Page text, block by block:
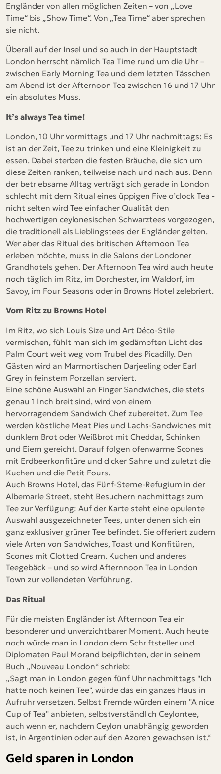
Engländer von allen möglichen Zeiten – von „Love
Time“ bis „Show Time“. Von „Tea Time“ aber sprechen
sie nicht.
Überall auf der Insel und so auch in der Hauptstadt
London herrscht nämlich Tea Time rund um die Uhr –
zwischen Early Morning Tea und dem letzten Tässchen
am Abend ist der Afternoon Tea zwischen 16 und 17 Uhr
ein absolutes Muss.
It’s always Tea time!
London, 10 Uhr vormittags und 17 Uhr nachmittags: Es
ist an der Zeit, Tee zu trinken und eine Kleinigkeit zu
essen. Dabei sterben die festen Bräuche, die sich um
diese Zeiten ranken, teilweise nach und nach aus. Denn
der betriebsame Alltag verträgt sich gerade in London
schlecht mit dem Ritual eines üppigen Five o’clock Tea -
nicht selten wird Tee einfacher Qualität den
hochwertigen ceylonesischen Schwarztees vorgezogen,
die traditionell als Lieblingstees der Engländer gelten.
Wer aber das Ritual des britischen Afternoon Tea
erleben möchte, muss in die Salons der Londoner
Grandhotels gehen. Der Afternoon Tea wird auch heute
noch täglich im Ritz, im Dorchester, im Waldorf, im
Savoy, im Four Seasons oder in Browns Hotel zelebriert.
Vom Ritz zu Browns Hotel
Im Ritz, wo sich Louis Size und Art Déco-Stile
vermischen, fühlt man sich im gedämpften Licht des
Palm Court weit weg vom Trubel des Picadilly. Den
Gästen wird an Marmortischen Darjeeling oder Earl
Grey in feinstem Porzellan serviert.
Eine schöne Auswahl an Finger Sandwiches, die stets
genau 1 Inch breit sind, wird von einem
hervorragendem Sandwich Chef zubereitet. Zum Tee
werden köstliche Meat Pies und Lachs-Sandwiches mit
dunklem Brot oder Weißbrot mit Cheddar, Schinken
und Eiern gereicht. Darauf folgen ofenwarme Scones
mit Erdbeerkonfitüre und dicker Sahne und zuletzt die
Kuchen und die Petit Fours.
Auch Browns Hotel, das Fünf-Sterne-Refugium in der
Albemarle Street, steht Besuchern nachmittags zum
Tee zur Verfügung: Auf der Karte steht eine opulente
Auswahl ausgezeichneter Tees, unter denen sich ein
ganz exklusiver grüner Tee befindet. Sie offeriert zudem
viele Arten von Sandwiches, Toast und Konfitüren,
Scones mit Clotted Cream, Kuchen und anderes
Teegebäck – und so wird Afternnoon Tea in London
Town zur vollendeten Verführung.
Das Ritual
Für die meisten Engländer ist Afternoon Tea ein
besonderer und unverzichtbarer Moment. Auch heute
noch würde man in London dem Schriftsteller und
Diplomaten Paul Morand beipflichten, der in seinem
Buch „Nouveau London“ schrieb:
„Sagt man in London gegen fünf Uhr nachmittags "Ich
hatte noch keinen Tee", würde das ein ganzes Haus in
Aufruhr versetzen. Selbst Fremde würden einem "A nice
Cup of Tea" anbieten, selbstverständlich Ceylontee,
auch wenn er, nachdem Ceylon unabhängig geworden
ist, in Argentinien oder auf den Azoren gewachsen ist.“
Geld sparen in London